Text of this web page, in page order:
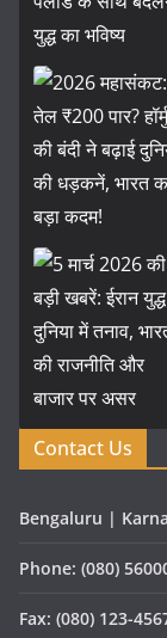
Contact Us
Bengaluru |
Phone: (080)
Fax: (080) 123-